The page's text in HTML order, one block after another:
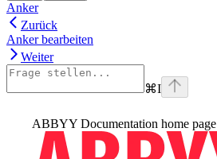
Anker
Zurück
Anker bearbeiten
Weiter
⌘I
ABBYY Documentation home page